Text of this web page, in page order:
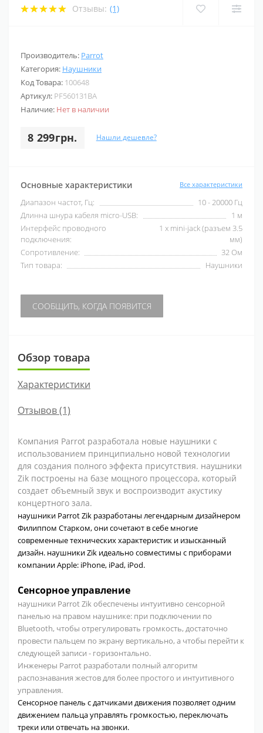
Отзывы: (1)
Производитель: Parrot
Категория: Наушники
Код Товара: 100648
Артикул: PF560131BA
Наличие: Нет в наличии
8 299грн. Нашли дешевле?
Основные характеристики Все характеристики
Диапазон частот, Гц:
10 - 20000 Гц
Длинна шнура кабеля micro-USB:
1 м
Интерфейс проводного
подключения:
1 x mini-jack (разъем 3.5
мм)
Сопротивление:
32 Ом
Тип товара:
Наушники
СООБЩИТЬ, КОГДА ПОЯВИТСЯ
Обзор товара
Характеристики
Отзывов (1)
Компания Parrot разработала новые наушники с
использованием принципиально новой технологии
для создания полного эффекта присутствия. наушники
Zik построены на базе мощного процессора, который
создает объемный звук и воспроизводит акустику
концертного зала.
наушники Parrot Zik разработаны легендарным дизайнером
Филиппом Старком, они сочетают в себе многие
современные технических характеристик и изысканный
дизайн. наушники Zik идеально совместимы с приборами
компании Apple: iPhone, iPad, iPod.
Сенсорное управление
наушники Parrot Zik обеспечены интуитивно сенсорной
панелью на правом наушнике: при подключении по
Bluetooth, чтобы отрегулировать громкость, достаточно
провести пальцем по экрану вертикально, а чтобы перейти к
следующей записи - горизонтально.
Инженеры Parrot разработали полный алгоритм
распознавания жестов для более простого и интуитивного
управления.
Сенсорное панель с датчиками движения позволяет одним
движением пальца управлять громкостью, переключать
треки или отвечать на звонки.